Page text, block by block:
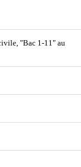
"Bac 1-11" au